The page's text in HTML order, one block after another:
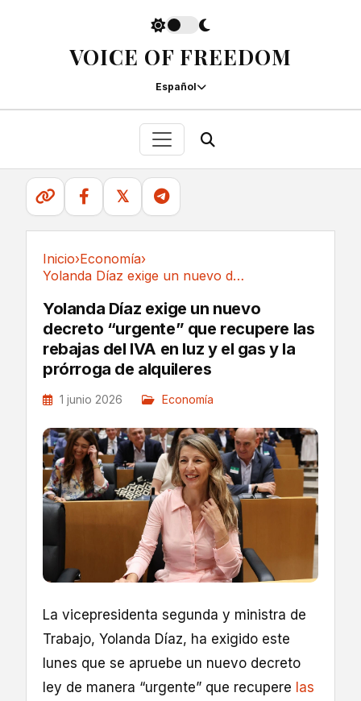
VOICE OF FREEDOM
Español
𝕏
Inicio›Economía›
Yolanda Díaz exige un nuevo decreto “urgente”...
Yolanda Díaz exige un nuevo
decreto “urgente” que recupere las
rebajas del IVA en luz y el gas y la
prórroga de alquileres
1 junio 2026 Economía
La vicepresidenta segunda y ministra de
Trabajo, Yolanda Díaz, ha exigido este
lunes que se apruebe un nuevo decreto
ley de manera “urgente” que recupere las